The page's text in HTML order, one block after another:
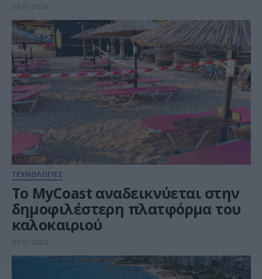
24.07.2024
ΤΕΧΝΟΛΟΓΙΕΣ
To MyCoast αναδεικνύεται στην
δημοφιλέστερη πλατφόρμα του
καλοκαιριού
09.07.2024